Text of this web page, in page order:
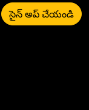
సైన్ అప్ చేయండి